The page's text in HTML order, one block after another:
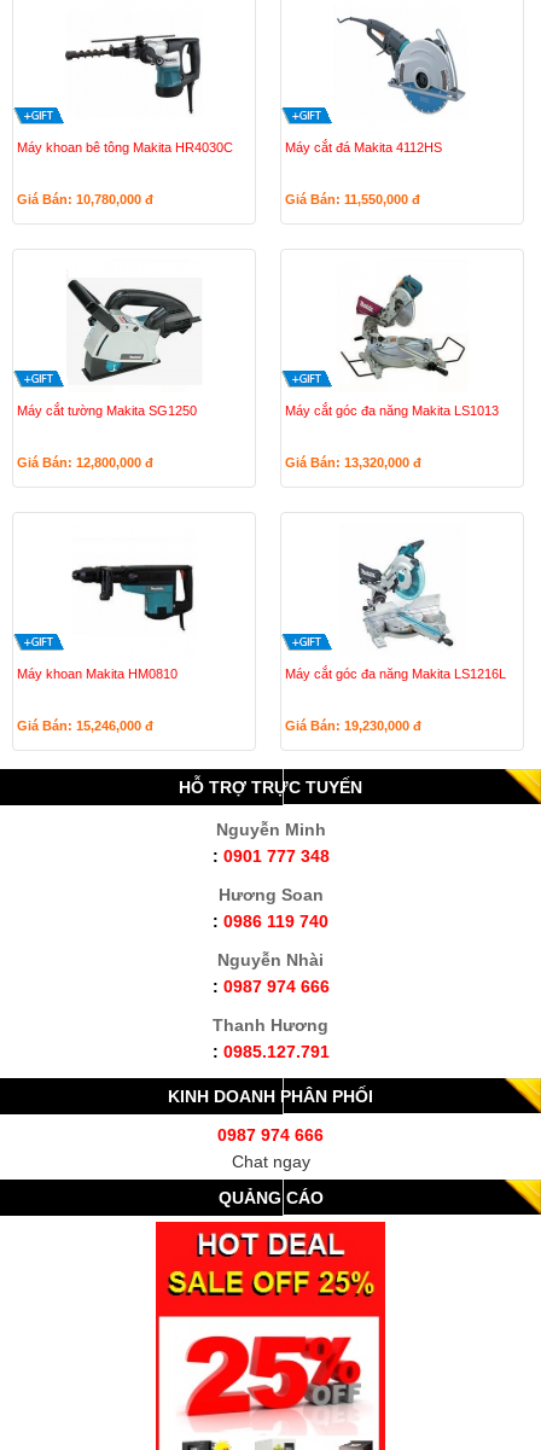
Máy khoan bê tông Makita HR4030C
Giá Bán: 10,780,000 đ
Máy cắt đá Makita 4112HS
Giá Bán: 11,550,000 đ
Máy cắt tường Makita SG1250
Giá Bán: 12,800,000 đ
Máy cắt góc đa năng Makita LS1013
Giá Bán: 13,320,000 đ
Máy khoan Makita HM0810
Giá Bán: 15,246,000 đ
Máy cắt góc đa năng Makita LS1216L
Giá Bán: 19,230,000 đ
HỖ TRỢ TRỰC TUYẾN
Nguyễn Minh
: 0901 777 348
Hương Soan
: 0986 119 740
Nguyễn Nhài
: 0987 974 666
Thanh Hương
: 0985.127.791
KINH DOANH PHÂN PHỐI
0987 974 666
Chat ngay
QUẢNG CÁO